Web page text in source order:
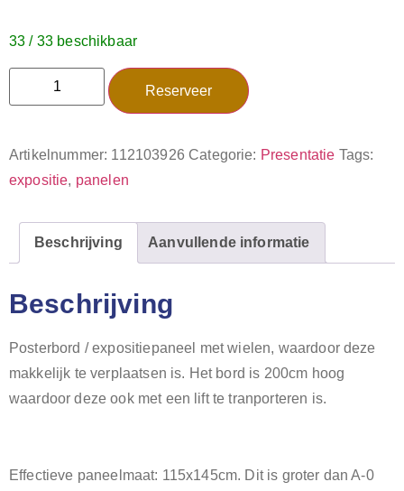
33 / 33 beschikbaar
Reserveer
Artikelnummer: 112103926 Categorie: Presentatie Tags:
expositie, panelen
Beschrijving Aanvullende informatie
Beschrijving
Posterbord / expositiepaneel met wielen, waardoor deze
makkelijk te verplaatsen is. Het bord is 200cm hoog
waardoor deze ook met een lift te tranporteren is.
Effectieve paneelmaat: 115x145cm. Dit is groter dan A-0